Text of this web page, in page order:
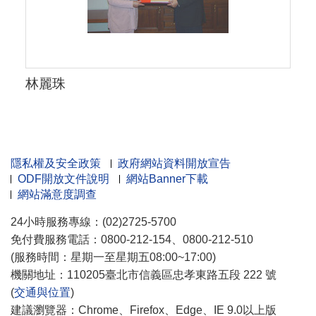
林麗珠
隱私權及安全政策
政府網站資料開放宣告
ODF開放文件說明
網站Banner下載
網站滿意度調查
24小時服務專線：(02)2725-5700
免付費服務電話：0800-212-154、0800-212-510
(服務時間：星期一至星期五08:00~17:00)
機關地址：110205臺北市信義區忠孝東路五段 222 號
(交通與位置)
建議瀏覽器：Chrome、Firefox、Edge、IE 9.0以上版